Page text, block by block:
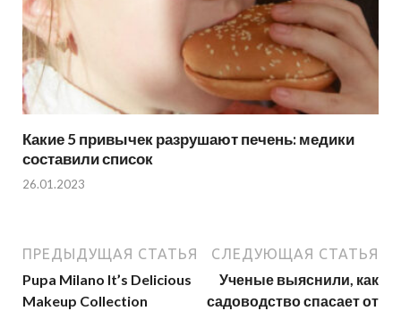
Какие 5 привычек разрушают печень: медики
составили список
26.01.2023
ПРЕДЫДУЩАЯ СТАТЬЯ
Pupa Milano It’s Delicious
Makeup Collection
СЛЕДУЮЩАЯ СТАТЬЯ
Ученые выяснили, как
садоводство спасает от